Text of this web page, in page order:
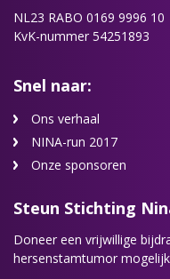
NL23 RABO 0169 9996 10
KvK-nummer 54251893
Snel naar:
Ons verhaal
NINA-run 2017
Onze sponsoren
Steun Stichting
Doneer een vrijwillige
hersenstamtumor